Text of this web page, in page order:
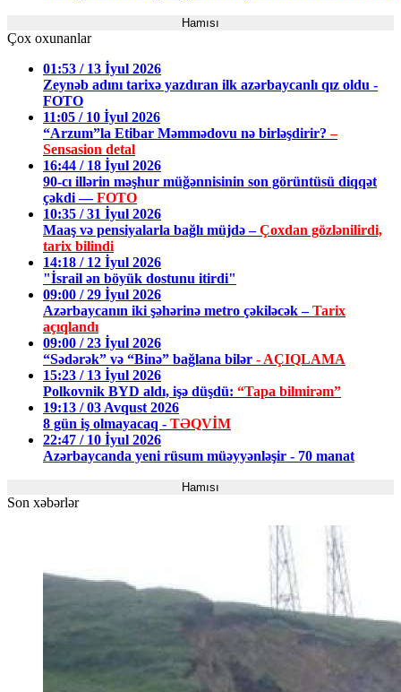
Hamısı
Çox oxunanlar
01:53 / 13 İyul 2026
Zeynəb adını tarixə yazdıran ilk azərbaycanlı qız oldu -
FOTO
11:05 / 10 İyul 2026
“Arzum”la Etibar Məmmədovu nə birləşdirir?–
Sensasion detal
16:44 / 18 İyul 2026
90-cı illərin məşhur müğənnisinin son görüntüsü diqqət
çəkdi —FOTO
10:35 / 31 İyul 2026
Maaş və pensiyalarla bağlı müjdə –Çoxdan gözlənilirdi,
tarix bilindi
14:18 / 12 İyul 2026
"İsrail ən böyük dostunu itirdi"
09:00 / 29 İyul 2026
Azərbaycanın iki şəhərinə metro çəkiləcək –Tarix
açıqlandı
09:00 / 23 İyul 2026
“Sədərək” və “Binə” bağlana bilər - AÇIQLAMA
15:23 / 13 İyul 2026
Polkovnik BYD aldı, işə düşdü: “Tapa bilmirəm”
19:13 / 03 Avqust 2026
8 gün iş olmayacaq - TƏQVİM
22:47 / 10 İyul 2026
Azərbaycanda yeni rüsum müəyyənləşir - 70 manat
Hamısı
Son xəbərlər